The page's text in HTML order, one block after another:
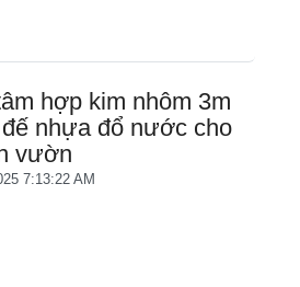
hợp kim nhôm 3m
nhựa đổ nước cho
vườn
7:13:22 AM